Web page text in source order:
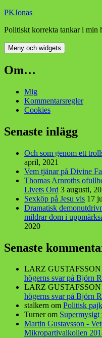
Hoppa
innehåll
PKJonas
Politiskt korrekta tankar i min
Meny och widgets
Om…
Mig
Kommentarsregler
Cookies
Senaste inlägg
Och som genom ett
april, 2021
Vem tjänar på Divine
Thomas Arnroths
Livets Ord 3 augusti,
Sexköp på Jesu vis 17
Dramatisk
mildrar dom i
2020
Senaste
LARZ GUSTAFSSON
högerns svar på Björn
LARZ GUSTAFSSON
högerns svar på Björn
stalkern om Politisk
Turnerom
Martin Gustavsson -
Mikropartivalkollen